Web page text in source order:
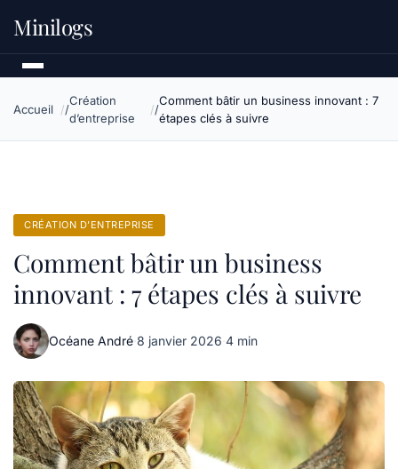
Minilogs
Accueil
Création
d’entreprise
Comment bâtir un business innovant : 7
étapes clés à suivre
CRÉATION D’ENTREPRISE
Comment bâtir un business
innovant : 7 étapes clés à suivre
Océane André·8 janvier 2026·4 min